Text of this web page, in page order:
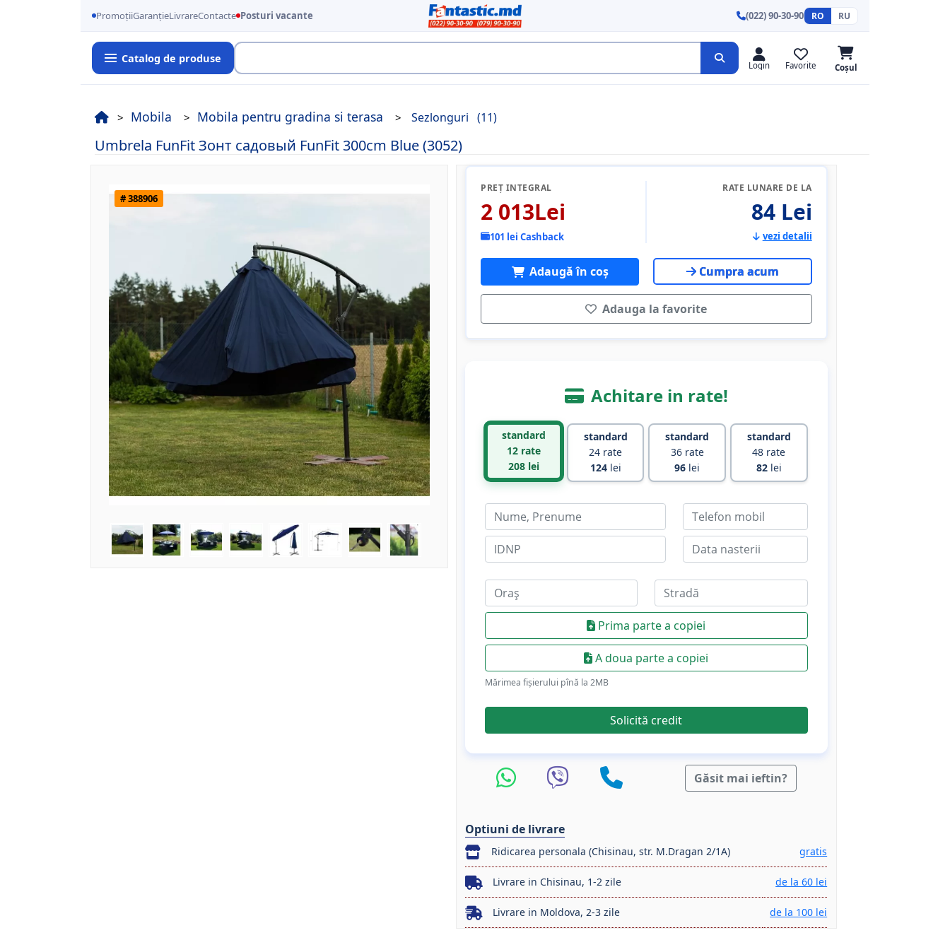
PromoțiiGaranțieLivrareContacte Posturi vacante (022) 90-30-90 RO RU
Catalog de produse
Login Favorite Coșul
Mobila Mobila pentru gradina si terasa Sezlonguri (11)
Umbrela FunFit Зонт садовый FunFit 300cm Blue (3052)
# 388906
PREȚ INTEGRAL
2 013Lei
101 lei Cashback
RATE LUNARE DE LA
84 Lei
vezi detalii
Adaugă în coș Cumpra acum
Adauga la favorite
Achitare in rate!
standard
12 rate
208lei
standard
24 rate
124lei
standard
36 rate
96 lei
standard
48 rate
82lei
Prima parte a copiei
A doua parte a copiei
Mărimea fișierului pînă la 2МB
Solicită credit
Găsit mai ieftin?
Optiuni de livrare
Ridicarea personala (Chisinau, str. M.Dragan 2/1A) gratis
Livrare in Chisinau, 1-2 zile de la 60 lei
Livrare in Moldova, 2-3 zile de la 100 lei